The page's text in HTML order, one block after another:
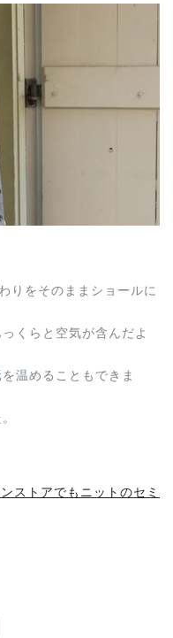
りをそのままショールに
くらと空気が含んだよ
温めることもできま
ストアでもニットのセミ